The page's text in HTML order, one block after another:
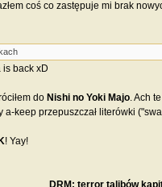
coś co zastępuje mi brak
back xD
do Nishi no Yoki Majo. Ach
a-keep przepuszczał literówki
! Yay!
terror talibów